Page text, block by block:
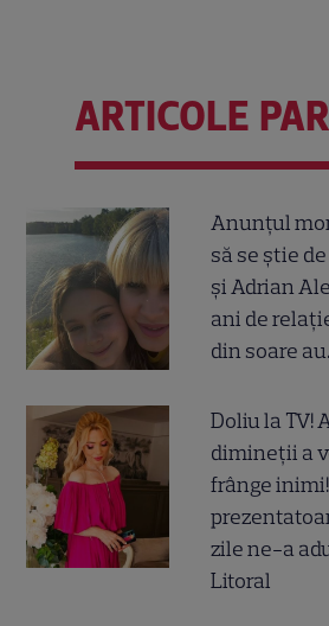
ARTICOLE
Anunțul
să se știe
și Adrian
ani de
din soare
Doliu la TV!
dimineții a
frânge
zile ne-a
Litoral